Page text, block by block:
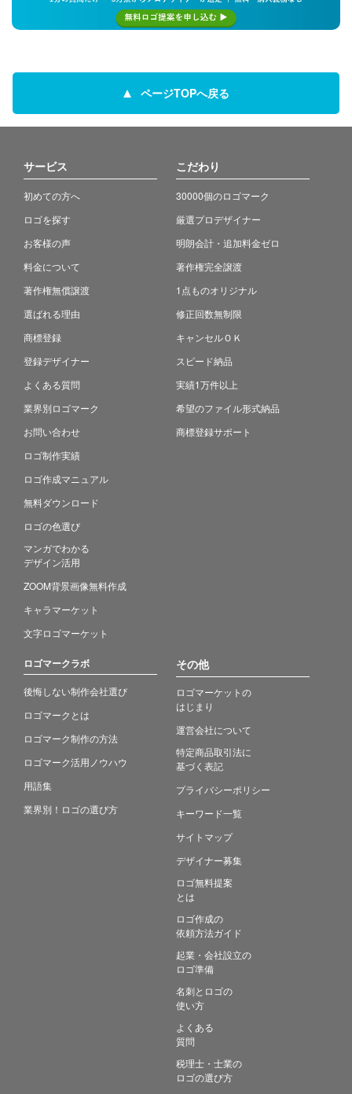
ページTOPへ戻る
サービス
初めての方へ
ロゴを探す
お客様の声
料金について
著作権無償譲渡
選ばれる理由
商標登録
登録デザイナー
よくある質問
業界別ロゴマーク
お問い合わせ
ロゴ制作実績
ロゴ作成マニュアル
無料ダウンロード
ロゴの色選び
マンガでわかる
デザイン活用
ZOOM背景画像無料作成
キャラマーケット
文字ロゴマーケット
こだわり
30000個のロゴマーク
厳選プロデザイナー
明朗会計・追加料金ゼロ
著作権完全譲渡
1点ものオリジナル
修正回数無制限
キャンセルＯＫ
スピード納品
実績1万件以上
希望のファイル形式納品
商標登録サポート
ロゴマークラボ
後悔しない制作会社選び
ロゴマークとは
ロゴマーク制作の方法
ロゴマーク活用ノウハウ
用語集
業界別！ロゴの選び方
その他
ロゴマーケットの
はじまり
運営会社について
特定商品取引法に
基づく表記
プライバシーポリシー
キーワード一覧
サイトマップ
デザイナー募集
ロゴ無料提案
とは
ロゴ作成の
依頼方法ガイド
起業・会社設立の
ロゴ準備
名刺とロゴの
使い方
よくある
質問
税理士・士業の
ロゴの選び方